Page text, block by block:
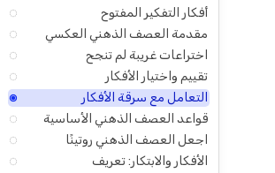
أفكار التفكير المفتوح
مقدمة العصف الذهني العكسي
اختراعات غريبة لم تنجح
تقييم واختيار الأفكار
التعامل مع سرقة الأفكار
قواعد العصف الذهني الأساسية
اجعل العصف الذهني روتينًا
الأفكار والابتكار: تعريف